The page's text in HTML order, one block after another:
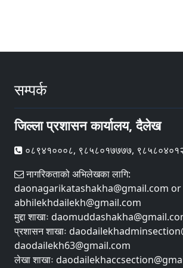
सम्पर्क
जिल्ला प्रशासन कार्यालय, दैलेख
०८९४१०००८, ९८५८०१७७७७,
नागरिकताको अभिलेखका लागि:
daonagarikatashakha@gmail.com or
abhilekhdailekh@gmail.com
मुद्दा शाखाः
प्रशासन शाखाः
daodailekh63@gmail.com
लेखा शाखाः